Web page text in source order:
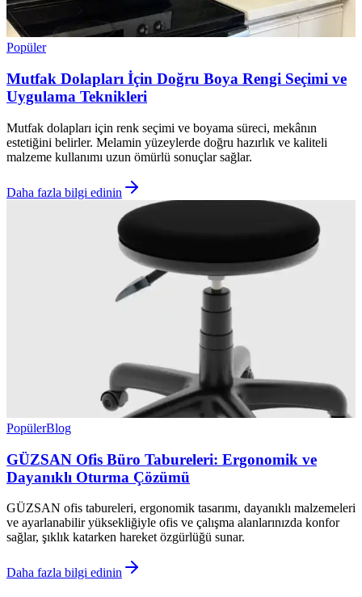
Popüler
Mutfak Dolapları İçin Doğru Boya Rengi Seçimi ve
Uygulama Teknikleri
Mutfak dolapları için renk seçimi ve boyama süreci, mekânın
estetiğini belirler. Melamin yüzeylerde doğru hazırlık ve kaliteli
malzeme kullanımı uzun ömürlü sonuçlar sağlar.
Daha fazla bilgi edinin
PopülerBlog
GÜZSAN Ofis Büro Tabureleri: Ergonomik ve
Dayanıklı Oturma Çözümü
GÜZSAN ofis tabureleri, ergonomik tasarımı, dayanıklı malzemeleri
ve ayarlanabilir yüksekliğiyle ofis ve çalışma alanlarınızda konfor
sağlar, şıklık katarken hareket özgürlüğü sunar.
Daha fazla bilgi edinin